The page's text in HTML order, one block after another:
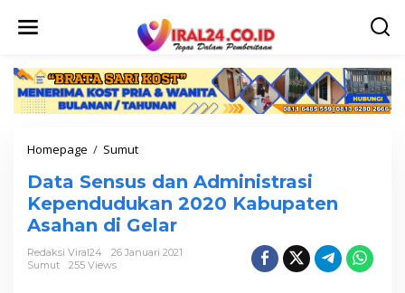
Homepage / Sumut
t
a
S
e
n
Data Sensus dan Administrasi
Kependudukan 2020 Kabupaten
Asahan di Gelar
Redaksi Viral24
26 Januari 2021
Sumut
255 Views